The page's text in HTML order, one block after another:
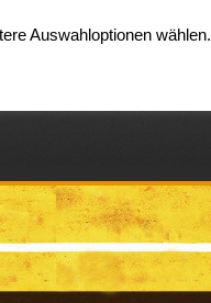
Auswahloptionen wählen.